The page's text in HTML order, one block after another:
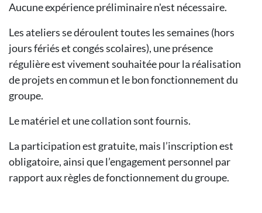
Aucune expérience préliminaire n'est nécessaire.
Les ateliers se déroulent toutes les semaines (hors
jours fériés et congés scolaires), une présence
régulière est vivement souhaitée pour la réalisation
de projets en commun et le bon fonctionnement du
groupe.
Le matériel et une collation sont fournis.
La participation est gratuite, mais l’inscription est
obligatoire, ainsi que l’engagement personnel par
rapport aux règles de fonctionnement du groupe.